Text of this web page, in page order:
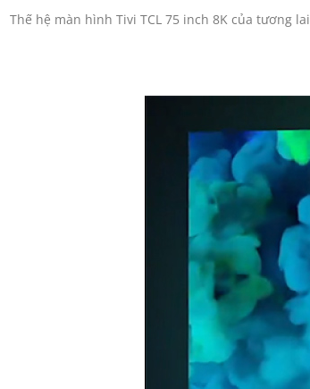
Thế hệ màn hình Tivi TCL 75 inch 8K của tương